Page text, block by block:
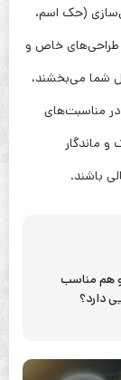
(حک اسم،
طراحی‌های خاص و
شما می‌بخشند،
در مناسبت‌های
ماندگار
باشند.
هم مناسب‌
دارد؟